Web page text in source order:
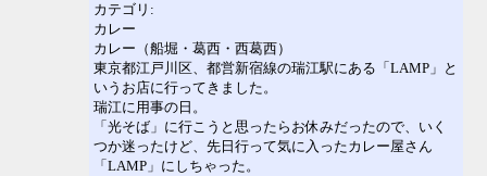
カテゴリ:
カレー
カレー（船堀・葛西・西葛西）
東京都江戸川区、都営新宿線の瑞江駅にある「LAMP」と
いうお店に行ってきました。
瑞江に用事の日。
「光そば」に行こうと思ったらお休みだったので、いく
つか迷ったけど、先日行って気に入ったカレー屋さん
「LAMP」にしちゃった。